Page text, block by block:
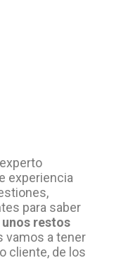
experiencia
para saber
restos
vamos a tener
cliente, de los